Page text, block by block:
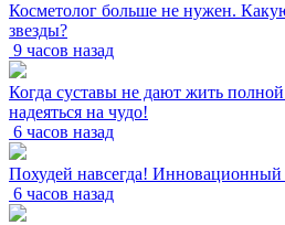
Косметолог больше не нужен.
звезды?
9 часов назад
Когда суставы не дают жить
надеяться на чудо!
6 часов назад
Похудей навсегда!
6 часов назад